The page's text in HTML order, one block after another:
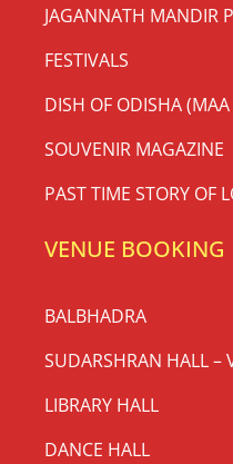
JAGANNATH MANDIR
FESTIVALS
DISH OF ODISHA
SOUVENIR MAGAZINE
PAST TIME STORY OF
VENUE BOOKING
BALBHADRA
SUDARSHRAN HALL –
LIBRARY HALL
DANCE HALL